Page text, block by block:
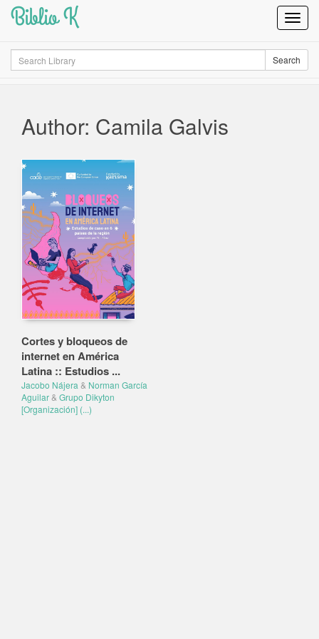
Biblio K
Search Search
Author: Camila Galvis
Cortes y bloqueos de
internet en América
Latina :: Estudios ...
Jacobo Nájera & Norman García
Aguilar& Grupo Dikyton
[Organización] (...)